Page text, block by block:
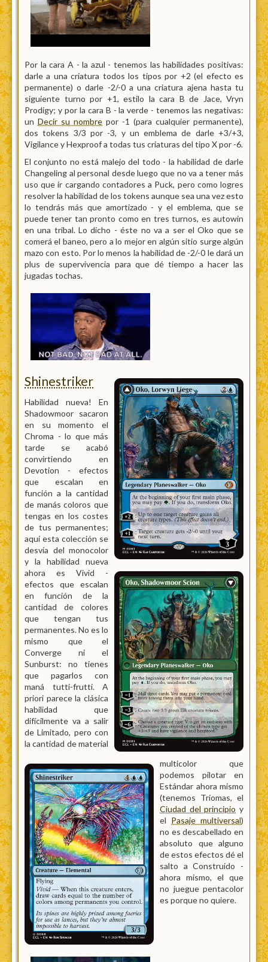
Por la cara A - la azul - tenemos las habilidades positivas:
darle a una criatura todos los tipos por +2 (el efecto es
permanente) o darle -2/-0 a una criatura ajena hasta tu
siguiente turno por +1, estilo la cara B de Jace, Vryn
Prodigy; y por la cara B - la verde - tenemos las negativas:
un Decir su nombre por -1 (para cualquier permanente),
dos tokens 3/3 por -3, y un emblema de darle +3/+3,
Vigilance y Hexproof a todas tus criaturas del tipo X por -6.
El conjunto no está malejo del todo - la habilidad de darle
Changeling al personal desde luego que no va a tener más
uso que ir cargando contadores a Puck, pero como logres
resolver la habilidad de los tokens aunque sea una vez esto
lo tendrás más que amortizado - y el emblema, que se
puede tener tan pronto como en tres turnos, es autowin
en una tribal. Lo dicho - éste no va a ser el Oko que se
comerá el baneo, pero a lo mejor en algún sitio surge algún
mazo con esto. Por lo menos la habilidad de -2/-0 le dará un
plus de supervivencia para que dé tiempo a hacer las
jugadas tochas.
Shinestriker
Habilidad nueva! En
Shadowmoor sacaron
en su momento el
Chroma - lo que más
tarde se acabó
convirtiendo en
Devotion - efectos
que escalan en
función a la cantidad
de manás coloros que
tengas en los costes
de tus permanentes;
aquí esta colección se
desvía del monocolor
y la habilidad nueva
ahora es Vivid -
efectos que escalan
en función de la
cantidad de colores
que tengan tus
permanentes. No es lo
mismo que el
Converge ni el
Sunburst: no tienes
que pagarlos con
maná tutti-frutti. A
priori parece la clásica
habilidad que
difícilmente va a salir
de Limitado, pero con
la cantidad de material
multicolor que
podemos pilotar en
Estándar ahora mismo
(tenemos Triomas, el
Ciudad del principio y
el Pasaje multiversal)
no es descabellado en
absoluto que alguno
de estos efectos dé el
salto a Construido -
ahora mismo, el que
no juegue pentacolor
es porque no quiere.